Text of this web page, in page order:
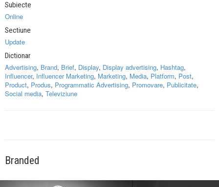
Subiecte
Online
Sectiune
Update
Dictionar
Advertising, Brand, Brief, Display, Display advertising, Hashtag,
Influencer, Influencer Marketing, Marketing, Media, Platform, Post,
Product, Produs, Programmatic Advertising, Promovare, Publicitate,
Social media, Televiziune
Branded